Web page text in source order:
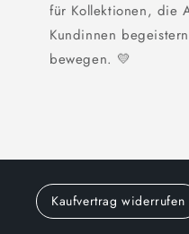
für Kollektionen, die
Kundinnen
bewegen. 💛
Kaufvertrag widerrufen